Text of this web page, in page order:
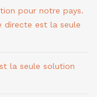
pour notre pays.
directe est la seule
la seule solution